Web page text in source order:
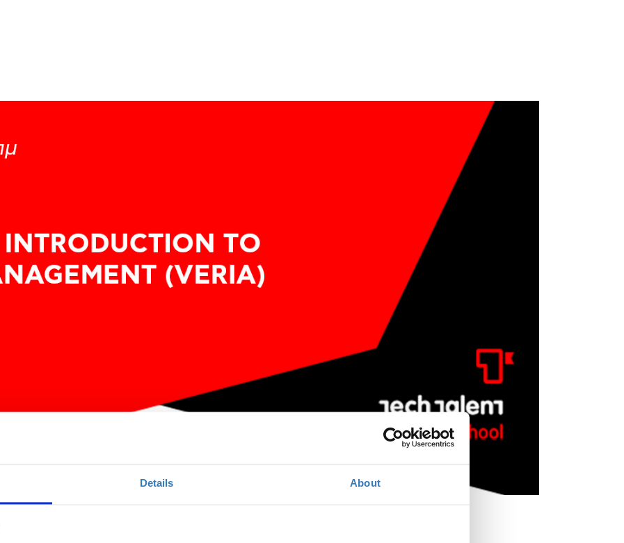
Details About
Management (Veria)